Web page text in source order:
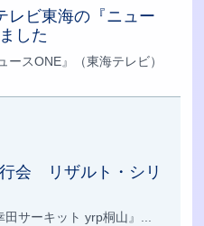
レビ東海の『ニュー
した
スONE』（東海テレビ）
会 リザルト・シリ
サーキット yrp桐山』...